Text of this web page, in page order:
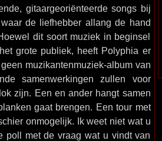
gitaargeoriënteerde songs bij
de liefhebber allang de hand
dit soort muziek in beginsel
grote publiek, heeft Polyphia er
muzikantenmuziek-album van
samenwerkingen zullen voor
zijn. Een en ander hangt samen
gaat brengen. Een tour met
onmogelijk. Ik weet niet wat u
poll met de vraag wat u vindt van